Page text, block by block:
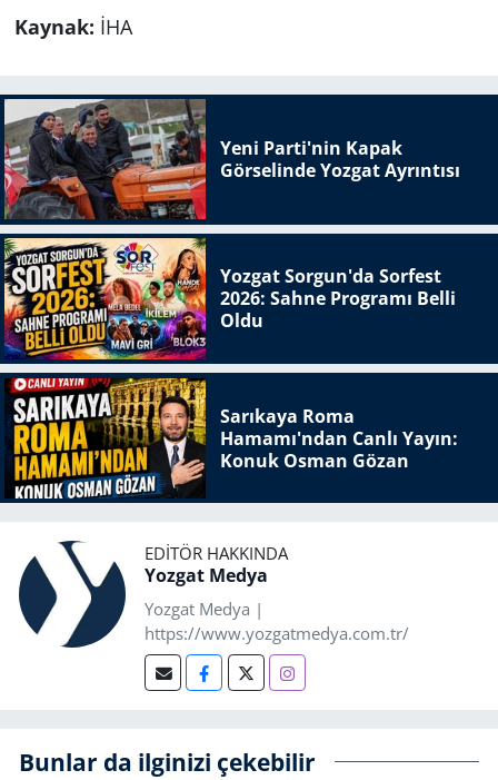
Kaynak: İHA
Yeni Parti'nin Kapak
Görselinde Yozgat Ayrıntısı
Yozgat Sorgun'da Sorfest
2026: Sahne Programı Belli
Oldu
Sarıkaya Roma
Hamamı'ndan Canlı Yayın:
Konuk Osman Gözan
EDITÖR HAKKINDA
Yozgat Medya
Yozgat Medya |
https://www.yozgatmedya.com.tr/
Bunlar da ilginizi çekebilir